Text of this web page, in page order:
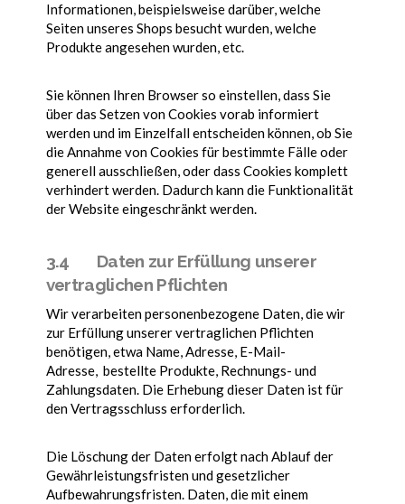
Informationen, beispielsweise darüber, welche
Seiten unseres Shops besucht wurden, welche
Produkte angesehen wurden, etc.
Sie können Ihren Browser so einstellen, dass Sie
über das Setzen von Cookies vorab informiert
werden und im Einzelfall entscheiden können, ob Sie
die Annahme von Cookies für bestimmte Fälle oder
generell ausschließen, oder dass Cookies komplett
verhindert werden. Dadurch kann die Funktionalität
der Website eingeschränkt werden.
3.4 Daten zur Erfüllung unserer
vertraglichen Pflichten
Wir verarbeiten personenbezogene Daten, die wir
zur Erfüllung unserer vertraglichen Pflichten
benötigen, etwa Name, Adresse, E-Mail-
Adresse, bestellte Produkte, Rechnungs- und
Zahlungsdaten. Die Erhebung dieser Daten ist für
den Vertragsschluss erforderlich.
Die Löschung der Daten erfolgt nach Ablauf der
Gewährleistungsfristen und gesetzlicher
Aufbewahrungsfristen. Daten, die mit einem